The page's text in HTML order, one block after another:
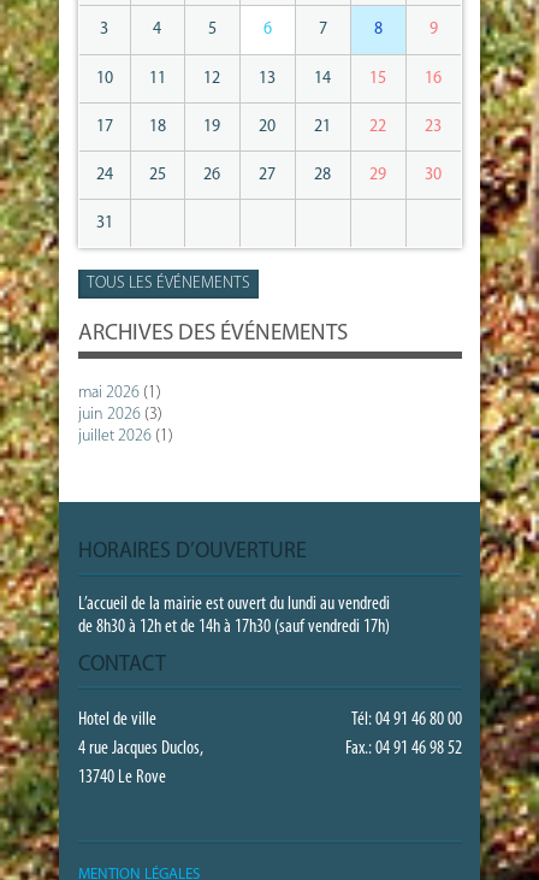
3 4 5 6 7 8 9
10 11 12 13 14 15 16
17 18 19 20 21 22 23
24 25 26 27 28 29 30
31
TOUS LES ÉVÉNEMENTS
ARCHIVES DES ÉVÉNEMENTS
mai 2026(1)
juin 2026(3)
juillet 2026(1)
HORAIRES D’OUVERTURE
L’accueil de la mairie est ouvert du lundi au vendredi
de 8h30 à 12h et de 14h à 17h30 (sauf vendredi 17h)
CONTACT
Hotel de ville
Tél: 04 91 46 80 00
4 rue Jacques Duclos,
Fax.: 04 91 46 98 52
13740 Le Rove
MENTION LÉGALES